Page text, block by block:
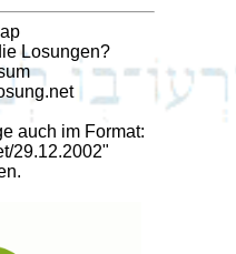
Losungen?
auch im Format:
29.12.2002"